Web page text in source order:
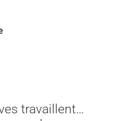
travaillent…